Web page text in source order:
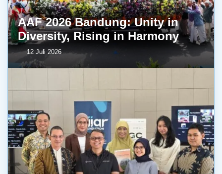
AAF 2026 Bandung: Unity in
Diversity, Rising in Harmony
12 Juli 2026